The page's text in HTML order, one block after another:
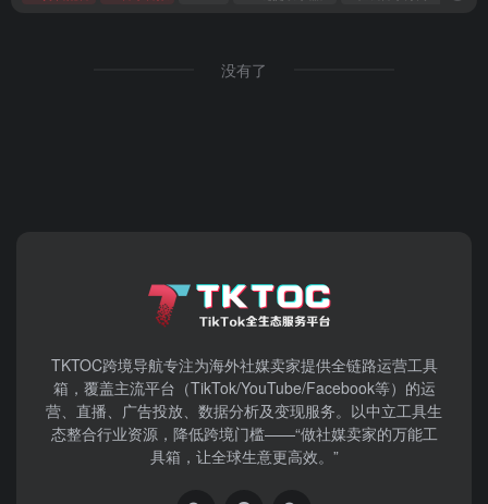
没有了
TKTOC跨境导航​专注为海外社媒卖家提供全链路运营工具
箱，覆盖主流平台（TikTok/YouTube/Facebook等）​的运
营、直播、广告投放、数据分析及变现服务。以中立工具生
态整合行业资源，降低跨境门槛——“做社媒卖家的万能工
具箱，让全球生意更高效。”